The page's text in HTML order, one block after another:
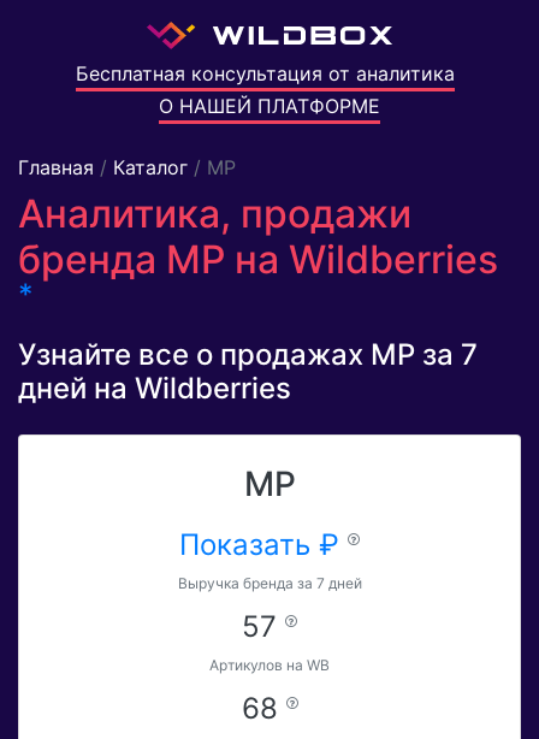
Бесплатная консультация от аналитика
О НАШЕЙ ПЛАТФОРМЕ
Главная / Каталог / MP
Аналитика, продажи
бренда MP на Wildberries
*
Узнайте все о продажах MP за 7
дней на Wildberries
MP
Показать ₽
Выручка бренда за 7 дней
57
Артикулов на WB
68